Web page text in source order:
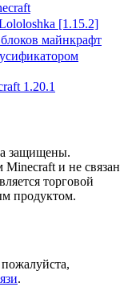
[1.15.2]
майнкрафт
1.20.1
защищены.
и не связан
торговой
продуктом.
.